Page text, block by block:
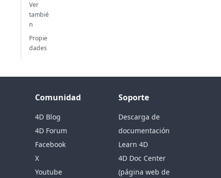
Ver
tambié
n
Propie
dades
Comunidad
4D Blog
4D Forum
Facebook
X
Youtube
Soporte
Descarga de
documentación
Learn 4D
4D Doc Center
(página web de